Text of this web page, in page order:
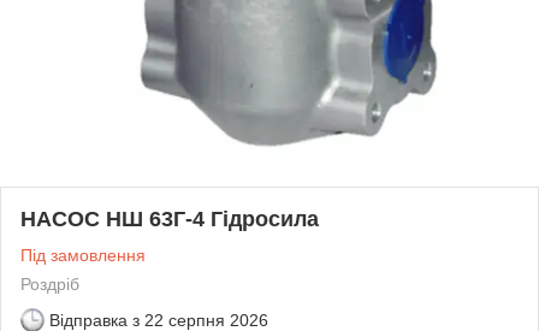
НАСОС НШ 63Г-4 Гідросила
Під замовлення
Роздріб
Відправка з 22 серпня 2026